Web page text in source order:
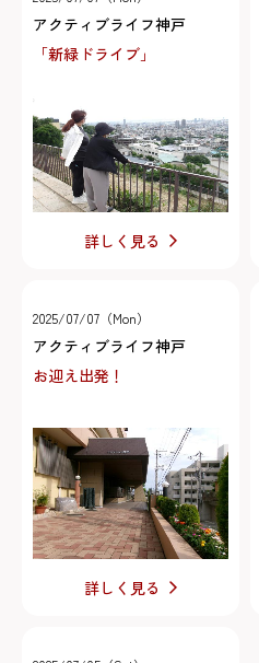
アクティブライフ神戸
「新緑ドライブ」
詳しく見る
2025/07/07（Mon）
アクティブライフ神戸
お迎え出発！
詳しく見る